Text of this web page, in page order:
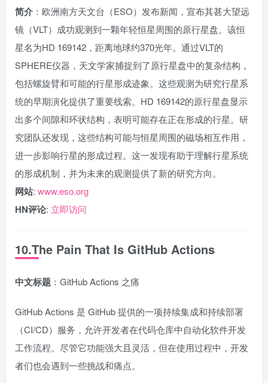
简介 ：欧洲南方天文台（ESO）发布新闻，宣布其甚大望远
镜（VLT）成功观测到一颗年轻恒星周围的原行星盘。该恒
星名为HD 169142，距离地球约370光年。通过VLT的
SPHERE仪器，天文学家捕捉到了原行星盘中的复杂结构，
包括螺旋臂和可能的行星形成迹象。这些观测为研究行星系
统的早期演化提供了重要线索。HD 169142的原行星盘显示
出多个间隙和环状结构，表明可能存在正在形成的行星。研
究团队还发现，这些结构可能与恒星周围的磁场相互作用，
进一步影响行星的形成过程。这一发现有助于理解行星系统
的形成机制，并为未来的观测提供了新的研究方向。
网站: www.eso.org
HN评论: 立即访问
10.The Pain That Is GitHub Actions
中文标题 ：GitHub Actions 之痛
GitHub Actions 是 GitHub 提供的一项持续集成和持续部署
（CI/CD）服务，允许开发者在代码仓库中自动化软件开发
工作流程。尽管它功能强大且灵活，但在使用过程中，开发
者们也会遇到一些挑战和痛点。